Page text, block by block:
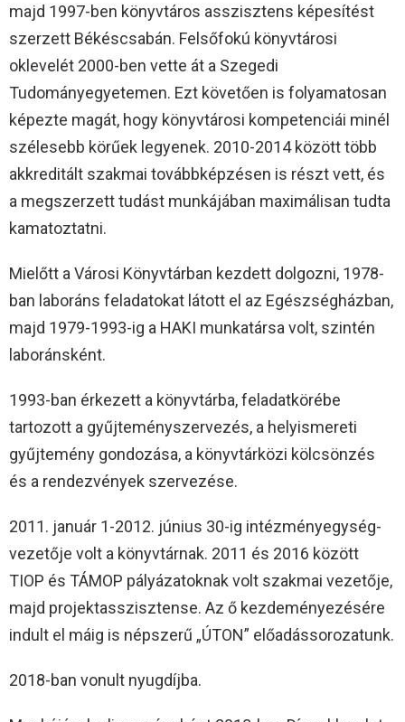
majd 1997-ben könyvtáros asszisztens képesítést
szerzett Békéscsabán. Felsőfokú könyvtárosi
oklevelét 2000-ben vette át a Szegedi
Tudományegyetemen. Ezt követően is folyamatosan
képezte magát, hogy könyvtárosi kompetenciái minél
szélesebb körűek legyenek. 2010-2014 között több
akkreditált szakmai továbbképzésen is részt vett, és
a megszerzett tudást munkájában maximálisan tudta
kamatoztatni.
Mielőtt a Városi Könyvtárban kezdett dolgozni, 1978-
ban laboráns feladatokat látott el az Egészségházban,
majd 1979-1993-ig a HAKI munkatársa volt, szintén
laboránsként.
1993-ban érkezett a könyvtárba, feladatkörébe
tartozott a gyűjteményszervezés, a helyismereti
gyűjtemény gondozása, a könyvtárközi kölcsönzés
és a rendezvények szervezése.
2011. január 1-2012. június 30-ig intézményegység-
vezetője volt a könyvtárnak. 2011 és 2016 között
TIOP és TÁMOP pályázatoknak volt szakmai vezetője,
majd projektasszisztense. Az ő kezdeményezésére
indult el máig is népszerű „ÚTON” előadássorozatunk.
2018-ban vonult nyugdíjba.